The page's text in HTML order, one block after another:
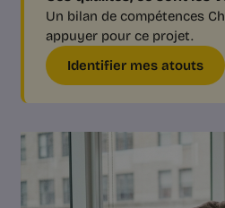
Un bilan de compétences
appuyer pour ce projet.
Identifier mes atouts